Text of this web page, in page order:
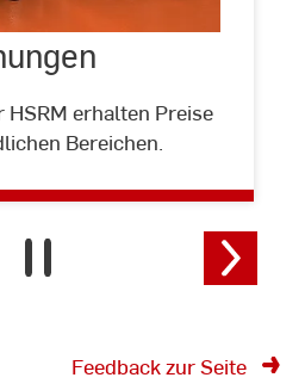
erhalten Preise
Bereichen.
Feedback zur Seite